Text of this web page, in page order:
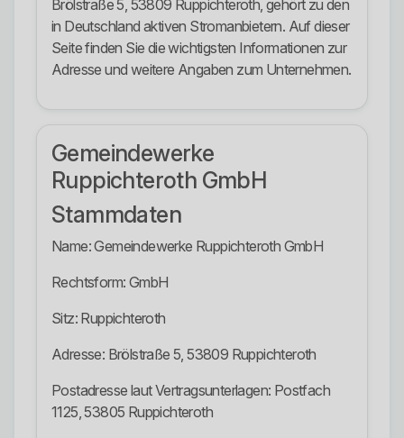
Brölstraße 5, 53809 Ruppichteroth, gehört zu den
in Deutschland aktiven Stromanbietern. Auf dieser
Seite finden Sie die wichtigsten Informationen zur
Adresse und weitere Angaben zum Unternehmen.
Gemeindewerke
Ruppichteroth GmbH
Stammdaten
Name: Gemeindewerke Ruppichteroth GmbH
Rechtsform: GmbH
Sitz: Ruppichteroth
Adresse: Brölstraße 5, 53809 Ruppichteroth
Postadresse laut Vertragsunterlagen: Postfach
1125, 53805 Ruppichteroth